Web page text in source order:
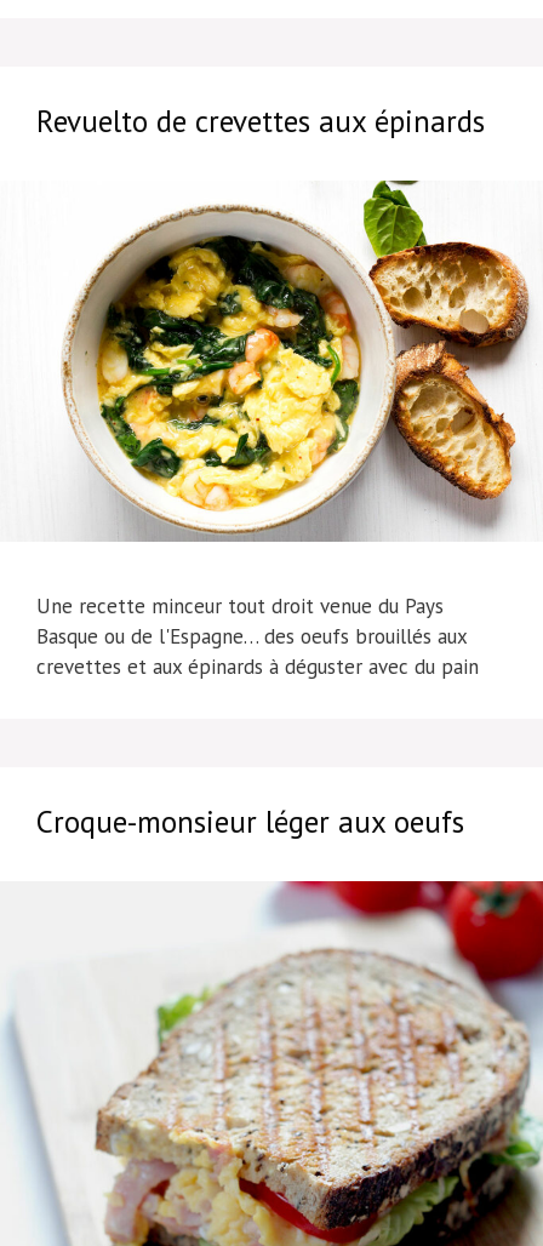
Revuelto de crevettes aux épinards
Une recette minceur tout droit venue du Pays
Basque ou de l'Espagne… des oeufs brouillés aux
crevettes et aux épinards à déguster avec du pain
Croque-monsieur léger aux oeufs